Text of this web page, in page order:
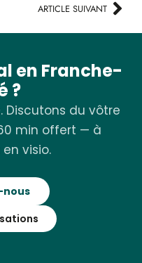
ARTICLE SUIVANT
en Franche-
?
Discutons du vôtre
min offert — à
visio.